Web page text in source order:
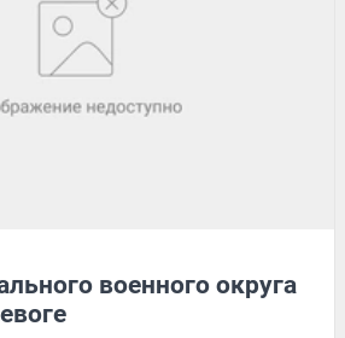
военного округа